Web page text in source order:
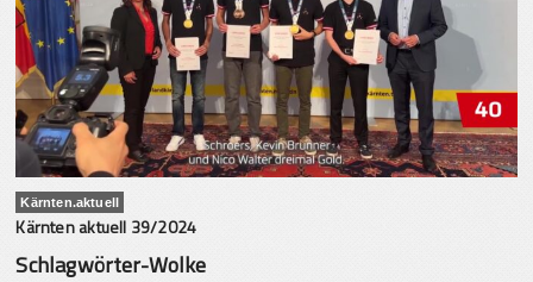
Kärnten.aktuell
Kärnten aktuell 39/2024
Schlagwörter-Wolke